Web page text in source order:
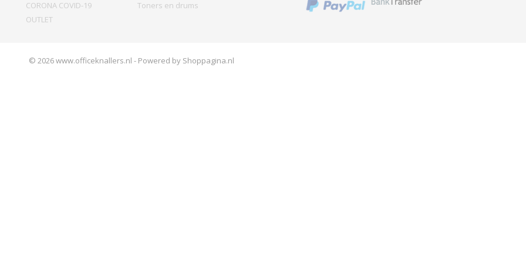
CORONA COVID-19
OUTLET
Toners en drums
© 2026 www.officeknallers.nl - Powered by Shoppagina.nl